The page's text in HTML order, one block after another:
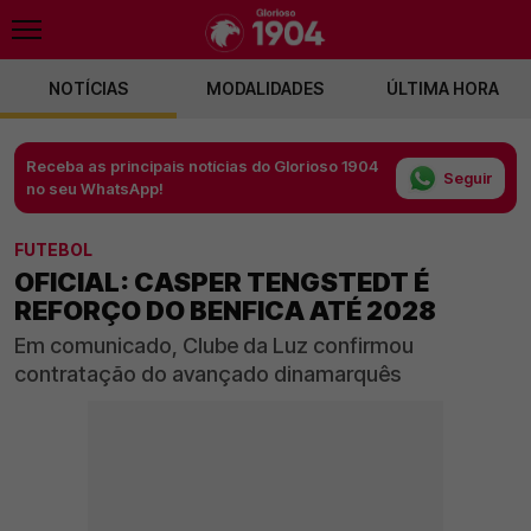
NOTÍCIAS MODALIDADES ÚLTIMA HORA
Receba as principais notícias do Glorioso 1904
no seu WhatsApp!
Seguir
FUTEBOL
OFICIAL: CASPER TENGSTEDT É
REFORÇO DO BENFICA ATÉ 2028
Em comunicado, Clube da Luz confirmou
contratação do avançado dinamarquês